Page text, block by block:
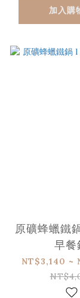
加入購
原礦蜂蠟鐵
早餐
NT$3,140 ~